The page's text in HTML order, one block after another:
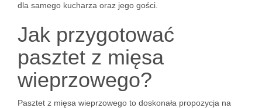
dla samego kucharza oraz jego gości.
Jak przygotować
pasztet z mięsa
wieprzowego?
Pasztet z mięsa wieprzowego to doskonała propozycja na